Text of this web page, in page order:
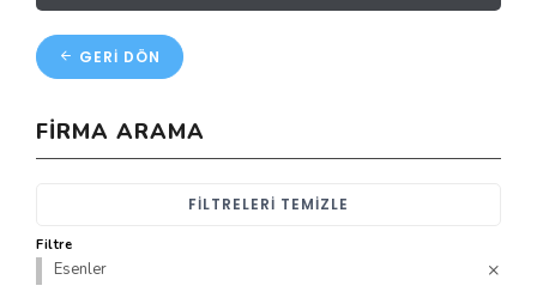
GERI DÖN
FIRMA ARAMA
FILTRELERI TEMIZLE
Filtre
Esenler